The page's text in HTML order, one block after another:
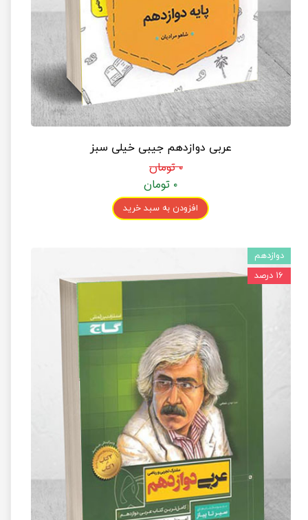
عربی دوازدهم جیبی خیلی سبز
۰ تومان
۰ تومان
افزودن به سبد خرید
دوازدهم
۱۶ درصد